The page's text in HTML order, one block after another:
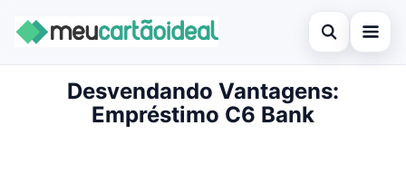
Abrir busca
Cartão de crédito
Buscar no site
Desvendando Vantagens:
Empréstimo C6 Bank